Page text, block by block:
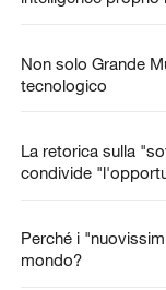
Non solo Grande
tecnologico
La retorica sulla
condivide
Perché i
mondo?